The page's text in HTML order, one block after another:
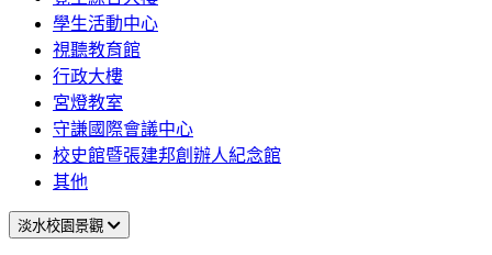
學生活動中心
視聽教育館
行政大樓
宮燈教室
守謙國際會議中心
校史館暨張建邦創辦人紀念館
其他
淡水校園景觀